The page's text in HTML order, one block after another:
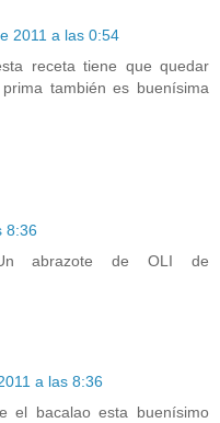
2011 a las 0:54
receta tiene que quedar
también es buenísima
8:36
abrazote de OLI de
a las 8:36
el bacalao esta buenísimo